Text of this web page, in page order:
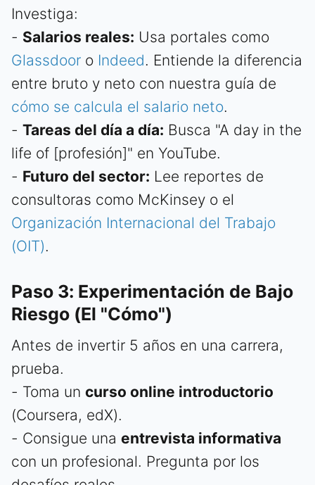
Investiga:
- Salarios reales: Usa portales como
Glassdoor o Indeed. Entiende la diferencia
entre bruto y neto con nuestra guía de
cómo se calcula el salario neto.
- Tareas del día a día: Busca "A day in the
life of [profesión]" en YouTube.
- Futuro del sector: Lee reportes de
consultoras como McKinsey o el
Organización Internacional del Trabajo
(OIT).
Paso 3: Experimentación de Bajo
Riesgo (El "Cómo")
Antes de invertir 5 años en una carrera,
prueba.
- Toma un curso online introductorio
(Coursera, edX).
- Consigue una entrevista informativa
con un profesional. Pregunta por los